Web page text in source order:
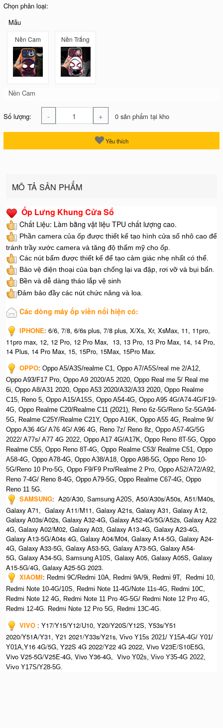
Chọn phân loại:
Mẫu
Nền Cam Nền Trắng
Nền Cam
Số lượng: - + 0 sản phẩm tại kho
Yêu thích
MÔ TẢ SẢN PHẨM
Ốp Lưng Khung Cửa Sổ
Chất Liệu: Làm bằng vật liệu TPU chất lượng cao.
Phần camera của ốp được thiết kế tạo hình cửa sổ nhô cao để
tránh trầy xước camera và tăng độ thẩm mỹ cho ốp.
Các nút bấm được thiết kế để tạo cảm giác nhẹ nhất có thể.
Bảo vệ điện thoại của bạn chống lại va đập, rơi vỡ và bụi bẩn.
Bền và dễ dàng tháo lắp vệ sinh
Đảm bảo đầy các nút chức năng và loa.
Các dòng máy ốp viền nổi hiện có:
IPHONE: 6/6, 7/8, 6/6s plus, 7/8 plus, X/Xs, Xr, XsMax, 11, 11pro,
11pro max, 12, 12 Pro, 12 Pro Max, 13, 13 Pro, 13 Pro Max, 14, 14 Pro,
14 Plus, 14 Pro Max, 15, 15Pro, 15Max, 15Pro Max.
OPPO: Oppo A5/A3S/realme C1, Oppo A7/A5S/real me 2/A12,
Oppo A93/F17 Pro, Oppo A9 2020/A5 2020, Oppo Real me 5/ Real me
6i, Oppo A8/A31 2020, Oppo A53 2020/A32/A33 2020, Oppo Realme
C15, Reno 5, Oppo A15/A15S, Oppo A54-4G, Oppo A95 4G/A74-4G/F19-
4G, Oppo Realme C20/Realme C11 (2021), Reno 6z-5G/Reno 5z-5GA94-
5G, Realme C25Y/Realme C21Y, Oppo A16K, Oppo A55 4G, Realme 9i/
Oppo A36 4G/ A76 4G/ A96 4G, Reno 7z/ Reno 8z, Oppo A57-4G/5G
2022/ A77s/ A77 4G 2022, Oppo A17 4G/A17K, Oppo Reno 8T-5G, Oppo
Realme C55, Oppo Reno 8T-4G, Oppo Realme C53/ Realme C51, Oppo
A58-4G, Oppo A78-4G, Oppo A38/A18, Oppo A98-5G, Oppo Reno 10-
5G/Reno 10 Pro-5G, Oppo F9/F9 Pro/Realme 2 Pro, Oppo A52/A72/A92,
Reno 7-4G/ Reno 8-4G, Oppo A79-5G, Oppo Realme C67-4G, Oppo
Reno 11 5G.
SAMSUNG: A20/A30, Samsung A20S, A50/A30s/A50s, A51/M40s,
Galaxy A71, Galaxy A11/M11, Galaxy A21s, Galaxy A31, Galaxy A12,
Galaxy A03s/A02s, Galaxy A32-4G, Galaxy A52-4G/5G/A52s, Galaxy A22
4G, Galaxy A02/M02, Galaxy A03, Galaxy A13-4G, Galaxy A23-4G,
Galaxy A13-5G/A04s 4G, Galaxy A04/M04, Galaxy A14-5G, Galaxy A24-
4G, Galaxy A33-5G, Galaxy A53-5G, Galaxy A73-5G, Galaxy A54-
5G, Galaxy A34-5G, Samsung A10S, Galaxy A05, Galaxy A05S, Galaxy
A15-5G/4G, Galaxy A25-5G 2023.
XIAOMI: Redmi 9C/Redmi 10A, Redmi 9A/9i, Redmi 9T,
Redmi 10,
Redmi Note 10-4G/10S, Redmi Note 11-4G/Note 11s-4G, Redmi 10C,
Redmi Note 12 4G,
Redmi Note 11 Pro 4G-5G/ Redmi Note 12 Pro 4G,
Redmi 12-4G.
Redmi Note 12 Pro 5G, Redmi 13C-4G.
VIVO : Y17/Y15/Y12/U10, Y20/Y20S/Y12S, Y53s/Y51
2020/Y51A/Y31, Y21 2021/Y33s/Y21s, Vivo Y15s 2021/ Y15A-4G/ Y01/
Y01A,Y16 4G/5G, Y22S 4G 2022/Y22 4G 2022, Vivo V23E/S10E5G,
Vivo V25-5G/V25E-4G, Vivo Y36-4G, Vivo Y02s, Vivo Y35-4G 2022,
Vivo Y17S/Y28-5G.